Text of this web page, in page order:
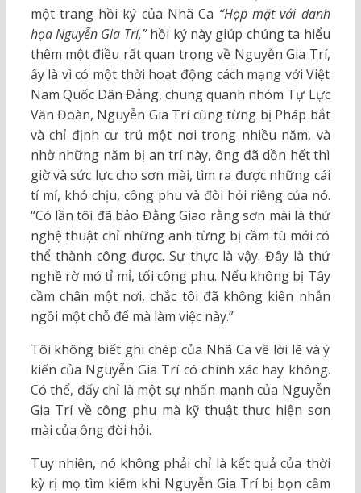
một trang hồi ký của Nhã Ca “Họp mặt với danh
họa Nguyễn Gia Trí,”hồi ký này giúp chúng ta hiểu
thêm một điều rất quan trọng về Nguyễn Gia Trí,
ấy là vì có một thời hoạt động cách mạng với Việt
Nam Quốc Dân Đảng, chung quanh nhóm Tự Lực
Văn Đoàn, Nguyễn Gia Trí cũng từng bị Pháp bắt
và chỉ định cư trú một nơi trong nhiều năm, và
nhờ những năm bị an trí này, ông đã dồn hết thì
giờ và sức lực cho sơn mài, tìm ra được những cái
tỉ mỉ, khó chịu, công phu và đòi hỏi riêng của nó.
“Có lần tôi đã bảo Đằng Giao rằng sơn mài là thứ
nghệ thuật chỉ những anh từng bị cầm tù mới có
thể thành công được. Sự thực là vậy. Đây là thứ
nghề rờ mó tỉ mỉ, tối công phu. Nếu không bị Tây
cầm chân một nơi, chắc tôi đã không kiên nhẫn
ngồi một chỗ để mà làm việc này.”
Tôi không biết ghi chép của Nhã Ca về lời lẽ và ý
kiến của Nguyễn Gia Trí có chính xác hay không.
Có thể, đấy chỉ là một sự nhấn mạnh của Nguyễn
Gia Trí về công phu mà kỹ thuật thực hiện sơn
mài của ông đòi hỏi.
Tuy nhiên, nó không phải chỉ là kết quả của thời
kỳ rị mọ tìm kiếm khi Nguyễn Gia Trí bị bọn cầm